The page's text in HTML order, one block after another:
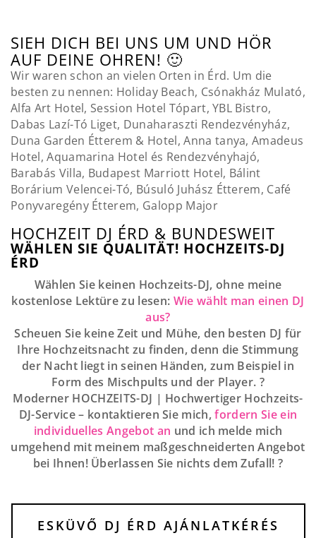
SIEH DICH BEI UNS UM UND HÖR
AUF DEINE OHREN! 🙂
Wir waren schon an vielen Orten in Érd. Um die
besten zu nennen: Holiday Beach, Csónakház Mulató,
Alfa Art Hotel, Session Hotel Tópart, YBL Bistro,
Dabas Lazí-Tó Liget, Dunaharaszti Rendezvényház,
Duna Garden Étterem & Hotel, Anna tanya, Amadeus
Hotel, Aquamarina Hotel és Rendezvényhajó,
Barabás Villa, Budapest Marriott Hotel, Bálint
Borárium Velencei-Tó, Búsuló Juhász Étterem, Café
Ponyvaregény Étterem, Galopp Major
HOCHZEIT DJ ÉRD & BUNDESWEIT
WÄHLEN SIE QUALITÄT! HOCHZEITS-DJ
ÉRD
Wählen Sie keinen Hochzeits-DJ, ohne meine
kostenlose Lektüre zu lesen: Wie wählt man einen DJ
aus?
Scheuen Sie keine Zeit und Mühe, den besten DJ für
Ihre Hochzeitsnacht zu finden, denn die Stimmung
der Nacht liegt in seinen Händen, zum Beispiel in
Form des Mischpults und der Player. ?
Moderner HOCHZEITS-DJ | Hochwertiger Hochzeits-
DJ-Service – kontaktieren Sie mich,fordern Sie ein
individuelles Angebot an und ich melde mich
umgehend mit meinem maßgeschneiderten Angebot
bei Ihnen! Überlassen Sie nichts dem Zufall! ?
ESKÜVŐ DJ ÉRD AJÁNLATKÉRÉS